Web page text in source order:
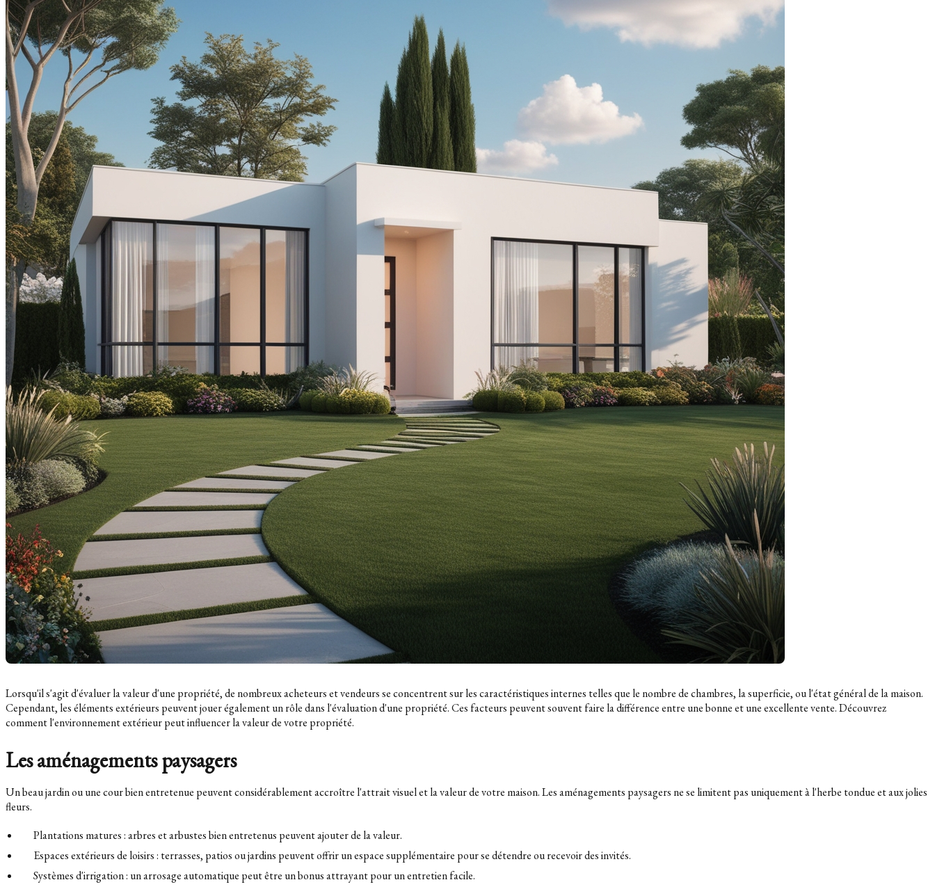
Lorsqu'il s'agit d'évaluer la valeur d'une propriété, de nombreux acheteurs et vendeurs se concentrent sur les caractéristiques internes telles que le nombre de chambres, la superficie, ou l'état général de la maison.
Cependant, les éléments extérieurs peuvent jouer également un rôle dans l'évaluation d'une propriété. Ces facteurs peuvent souvent faire la différence entre une bonne et une excellente vente. Découvrez
comment l'environnement extérieur peut influencer la valeur de votre propriété.
Les aménagements paysagers
Un beau jardin ou une cour bien entretenue peuvent considérablement accroître l'attrait visuel et la valeur de votre maison. Les aménagements paysagers ne se limitent pas uniquement à l'herbe tondue et aux jolies
fleurs.
Plantations matures : arbres et arbustes bien entretenus peuvent ajouter de la valeur.
Espaces extérieurs de loisirs : terrasses, patios ou jardins peuvent offrir un espace supplémentaire pour se détendre ou recevoir des invités.
Systèmes d'irrigation : un arrosage automatique peut être un bonus attrayant pour un entretien facile.